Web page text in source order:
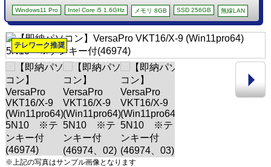
Windows11 Pro Intel Core i5 1.6GHz メモリ 8GB SSD 256GB 無線LAN
テレワーク推奨
※上記の写真はサンプル画像となります